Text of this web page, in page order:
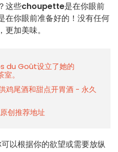
这些choupette是在你眼前
在你眼前准备好的！没有任何
加美味。
du Goût设立了她的
。
尾酒和甜点开胃酒 - 永久
创推荐地址
以根据你的欲望或需要放纵